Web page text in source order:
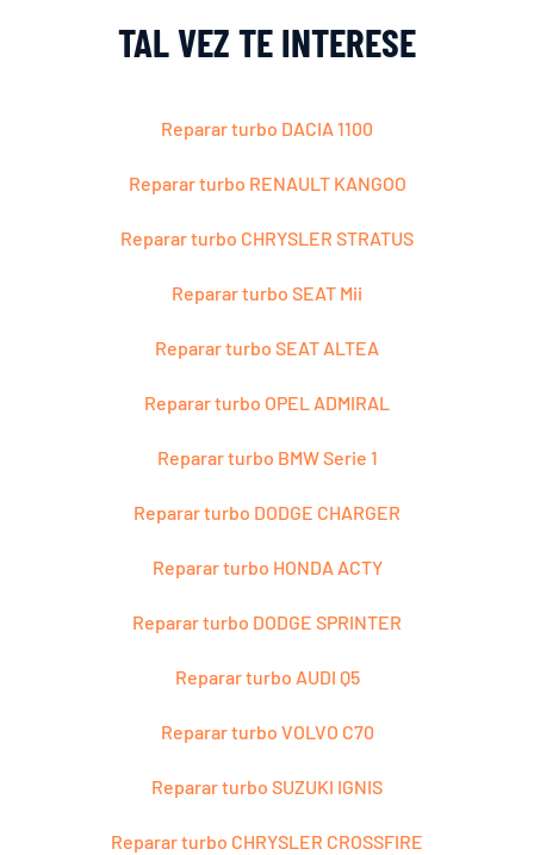
TAL VEZ TE INTERESE
Reparar turbo DACIA 1100
Reparar turbo RENAULT KANGOO
Reparar turbo CHRYSLER STRATUS
Reparar turbo SEAT Mii
Reparar turbo SEAT ALTEA
Reparar turbo OPEL ADMIRAL
Reparar turbo BMW Serie 1
Reparar turbo DODGE CHARGER
Reparar turbo HONDA ACTY
Reparar turbo DODGE SPRINTER
Reparar turbo AUDI Q5
Reparar turbo VOLVO C70
Reparar turbo SUZUKI IGNIS
Reparar turbo CHRYSLER CROSSFIRE